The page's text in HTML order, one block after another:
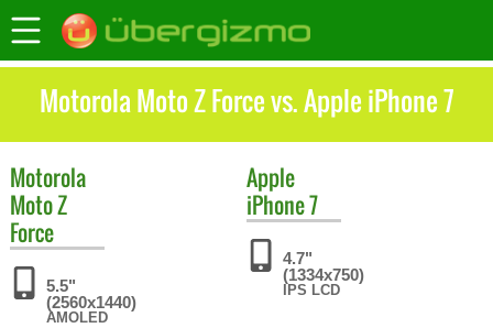
Motorola Moto Z Force vs. Apple iPhone 7
Motorola
Moto Z
Force
5.5"
(2560x1440)
AMOLED
Apple
iPhone 7
4.7"
(1334x750)
IPS LCD